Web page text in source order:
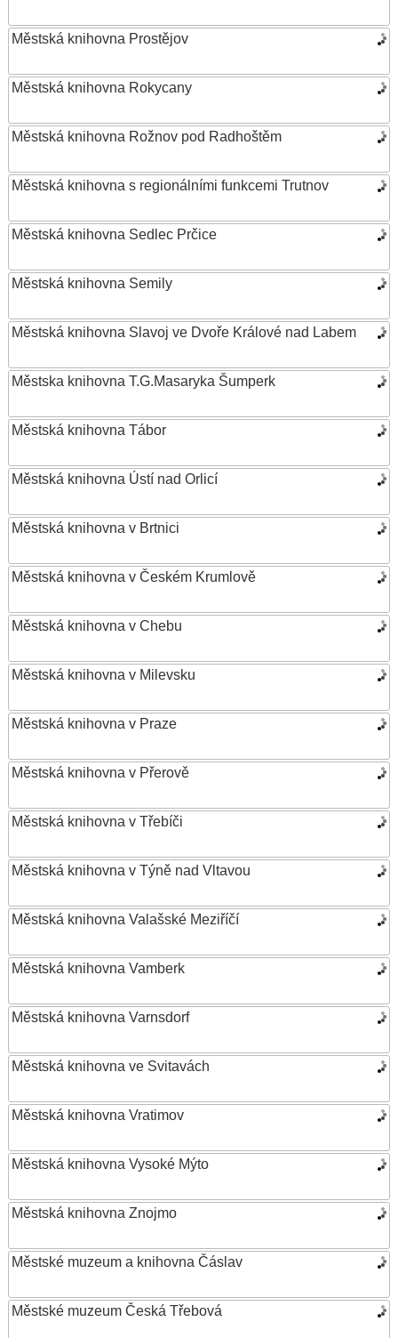
Městská knihovna Prostějov
Městská knihovna Rokycany
Městská knihovna Rožnov pod Radhoštěm
Městská knihovna s regionálními funkcemi Trutnov
Městská knihovna Sedlec Prčice
Městská knihovna Semily
Městská knihovna Slavoj ve Dvoře Králové nad Labem
Městska knihovna T.G.Masaryka Šumperk
Městská knihovna Tábor
Městská knihovna Ústí nad Orlicí
Městská knihovna v Brtnici
Městská knihovna v Českém Krumlově
Městská knihovna v Chebu
Městská knihovna v Milevsku
Městská knihovna v Praze
Městská knihovna v Přerově
Městská knihovna v Třebíči
Městská knihovna v Týně nad Vltavou
Městská knihovna Valašské Meziříčí
Městská knihovna Vamberk
Městská knihovna Varnsdorf
Městská knihovna ve Svitavách
Městská knihovna Vratimov
Městská knihovna Vysoké Mýto
Městská knihovna Znojmo
Městské muzeum a knihovna Čáslav
Městské muzeum Česká Třebová